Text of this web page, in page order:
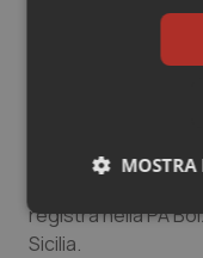
haemofilus
Calabria,
Sardegna, Umbria,
Morbillo, Parotite,
molto vicini al 95%
registra nella PA
Sicilia.
MOSTRA
Necessari